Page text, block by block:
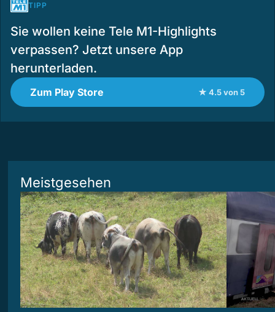
TIPP
Sie wollen keine Tele M1-Highlights
verpassen? Jetzt unsere App
herunterladen.
Zum Play Store ★ 4.5 von 5
Meistgesehen